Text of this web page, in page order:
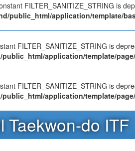
FILTER_SANITIZE_STRING is
public_html/application/template/
FILTER_SANITIZE_STRING is
public_html/application/template/
FILTER_SANITIZE_STRING is
public_html/application/template/
Taekwon-do ITF